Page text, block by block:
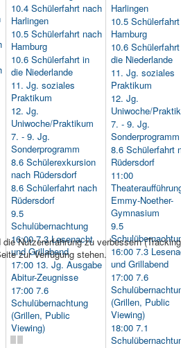
10.4 Schülerfahrt nach
Harlingen
10.5 Schülerfahrt nach
Hamburg
10.6 Schülerfahrt in
die Niederlande
11. Jg. soziales
Praktikum
12. Jg.
Uniwoche/Praktikum
7. - 9. Jg.
Sonderprogramm
8.6 Schülerexkursion
nach Rüdersdorf
8.6 Schülerfahrt nach
Rüdersdorf
9.5
Schulübernachtung
16:00 7.3 Lesenacht
und Grillabend
17:00 13. Jg. Ausgabe
Abitur-Zeugnisse
17:00 7.6
Schulübernachtung
(Grillen, Public
Viewing)
Harlingen
10.5
Hamburg
10.6
die Niederlande
11. Jg. soziales
Praktikum
12. Jg.
Uniwoche/
7. - 9. Jg.
Sonderprogramm
8.6 Schülerfahrt
Rüdersdorf
11:00
Emmy-Noether-
Gymnasium
9.5
16:00 7.3
und Grillabend
17:00 7.6
(Grillen, Public
Viewing)
18:00 7.1
Nutzererfahrung zu verbessern
zur Verfügung stehen.